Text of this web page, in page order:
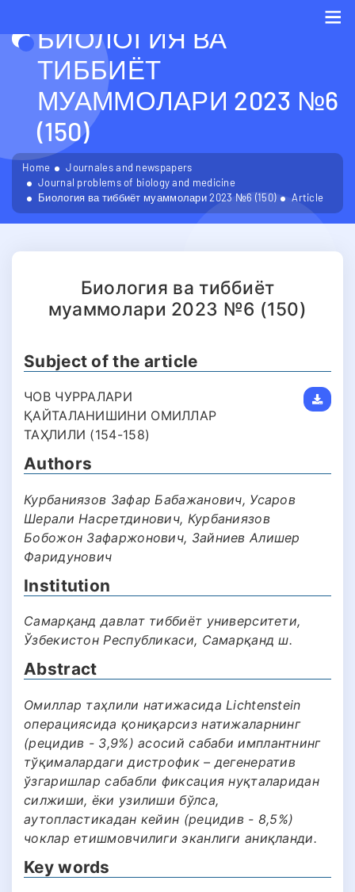
БИОЛОГИЯ ВА
ТИББИЁТ
МУАММОЛАРИ 2023 №6
(150)
Home
Journales and newspapers
Journal problems of biology and medicine
Биология ва тиббиёт муаммолари 2023 №6 (150)
Article
Биология ва тиббиёт
муаммолари 2023 №6 (150)
Subject of the article
ЧОВ ЧУРРАЛАРИ
ҚАЙТАЛАНИШИНИ ОМИЛЛАР
ТАҲЛИЛИ (154-158)
Authors
Курбаниязов Зафар Бабажанович, Усаров
Шерали Насретдинович, Курбаниязов
Бобожон Зафаржонович, Зайниев Алишер
Фаридунович
Institution
Самарқанд давлат тиббиёт университети,
Ўзбекистон Республикаси, Самарқанд ш.
Abstract
Омиллар таҳлили натижасида Lichtenstein
операциясида қониқарсиз натижаларнинг
(рецидив - 3,9%) асосий сабаби имплантнинг
тўқималардаги дистрофик – дегенератив
ўзгаришлар сабабли фиксация нуқталаридан
силжиши, ёки узилиши бўлса,
аутопластикадан кейин (рецидив - 8,5%)
чоклар етишмовчилиги эканлиги аниқланди.
Key words